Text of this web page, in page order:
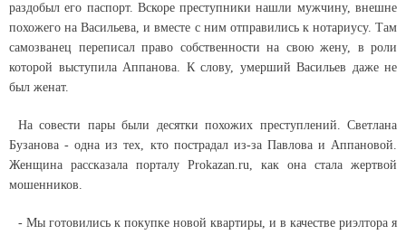
раздобыл его паспорт. Вскоре преступники нашли мужчину, внешне
похожего на Васильева, и вместе с ним отправились к нотариусу. Там
самозванец переписал право собственности на свою жену, в роли
которой выступила Аппанова. К слову, умерший Васильев даже не
был женат.
На совести пары были десятки похожих преступлений. Светлана
Бузанова - одна из тех, кто пострадал из-за Павлова и Аппановой.
Женщина рассказала порталу Prokazan.ru, как она стала жертвой
мошенников.
- Мы готовились к покупке новой квартиры, и в качестве риэлтора я